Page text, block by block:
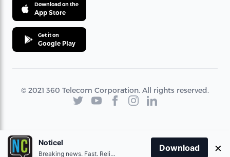
Download on the
App Store
Get it on
Google Play
© 2021 360 Telecom Corporation. All rights reserved.
Noticel
Breaking news. Fast. Reliable.
Download ×